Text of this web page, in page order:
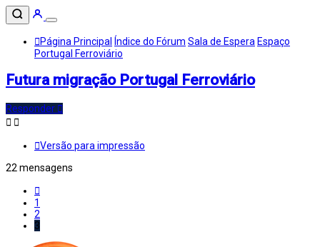
Página Principal Índice do Fórum Sala de Espera Espaço
Portugal Ferroviário
Futura migração Portugal Ferroviário
Responder
Versão para impressão
22 mensagens
1
2
3